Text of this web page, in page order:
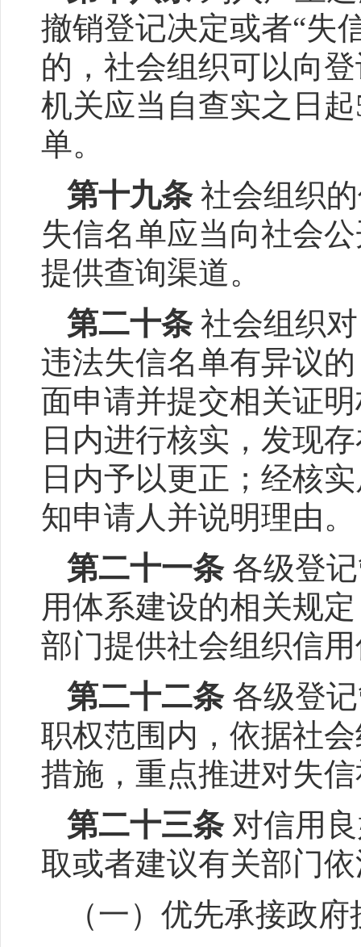
撤销登记决定或者“失
的，社会组织可以向
机关应当自查实之日
单。
第十九条社会组织
失信名单应当向社会
提供查询渠道。
第二十条社会组织
违法失信名单有异议
面申请并提交相关证
日内进行核实，发现
日内予以更正；经核
知申请人并说明理由。
第二十一条各级登记
用体系建设的相关规
部门提供社会组织信
第二十二条各级登记
职权范围内，依据社
措施，重点推进对失
第二十三条对信用良
取或者建议有关部门
（一）优先承接政